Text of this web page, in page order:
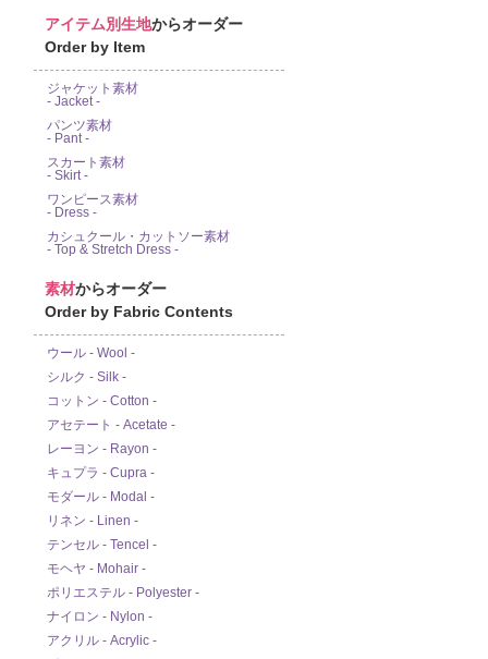
アイテム別生地からオーダー
Order by Item
ジャケット素材
- Jacket -
パンツ素材
- Pant -
スカート素材
- Skirt -
ワンピース素材
- Dress -
カシュクール・カットソー素材
- Top & Stretch Dress -
素材からオーダー
Order by Fabric Contents
ウール - Wool -
シルク - Silk -
コットン - Cotton -
アセテート - Acetate -
レーヨン - Rayon -
キュプラ - Cupra -
モダール - Modal -
リネン - Linen -
テンセル - Tencel -
モヘヤ - Mohair -
ポリエステル - Polyester -
ナイロン - Nylon -
アクリル - Acrylic -